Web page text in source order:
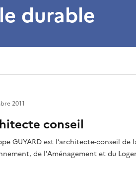
durable
conseil
GUYARD est l’architecte-conseil
de l'Aménagement et du
2011